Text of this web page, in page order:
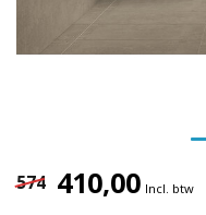
574 410,00 Incl. btw